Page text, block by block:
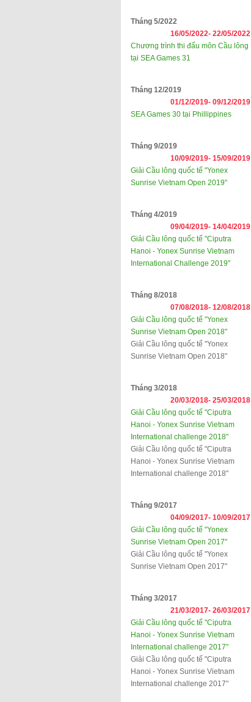
Tháng 5/2022
16/05/2022- 22/05/2022
Chương trình thi đấu môn Cầu lông
tại SEA Games 31
Tháng 12/2019
01/12/2019- 09/12/2019
SEA Games 30 tại Phillippines
Tháng 9/2019
10/09/2019- 15/09/2019
Giải Cầu lông quốc tế "Yonex
Sunrise Vietnam Open 2019"
Tháng 4/2019
09/04/2019- 14/04/2019
Giải Cầu lông quốc tế "Ciputra
Hanoi - Yonex Sunrise Vietnam
International Challenge 2019"
Tháng 8/2018
07/08/2018- 12/08/2018
Giải Cầu lông quốc tế "Yonex
Sunrise Vietnam Open 2018"
Giải Cầu lông quốc tế "Yonex
Sunrise Vietnam Open 2018"
Tháng 3/2018
20/03/2018- 25/03/2018
Giải Cầu lông quốc tế "Ciputra
Hanoi - Yonex Sunrise Vietnam
International challenge 2018"
Giải Cầu lông quốc tế "Ciputra
Hanoi - Yonex Sunrise Vietnam
International challenge 2018"
Tháng 9/2017
04/09/2017- 10/09/2017
Giải Cầu lông quốc tế "Yonex
Sunrise Vietnam Open 2017"
Giải Cầu lông quốc tế "Yonex
Sunrise Vietnam Open 2017"
Tháng 3/2017
21/03/2017- 26/03/2017
Giải Cầu lông quốc tế "Ciputra
Hanoi - Yonex Sunrise Vietnam
International challenge 2017"
Giải Cầu lông quốc tế "Ciputra
Hanoi - Yonex Sunrise Vietnam
International challenge 2017"